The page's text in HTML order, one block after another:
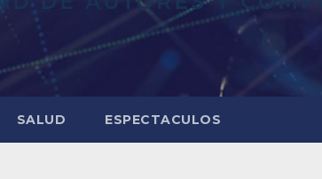
SALUD ESPECTACULOS